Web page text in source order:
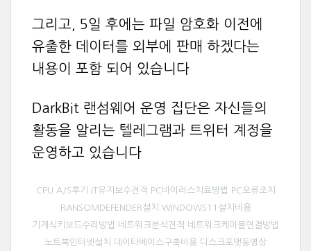
그리고, 5일 후에는 파일 암호화 이전에
유출한 데이터를 외부에 판매 하겠다는
내용이 포함 되어 있습니다
DarkBit 랜섬웨어 운영 집단은 자신들의
활동을 알리는 텔레그램과 트위터 계정을
운영하고 있습니다
CPU A/S후기 IT유지보수견적 PC바이러스치료방법 PC오류조치
RANSOMDEFENDER설치 WINDOWS11설치비용
기계식키보드수리방법 네트워크분석견적 네트워크케이블연결방법
노트북인터넷설치 데이타베이스구축비용 디스크포맷동영상